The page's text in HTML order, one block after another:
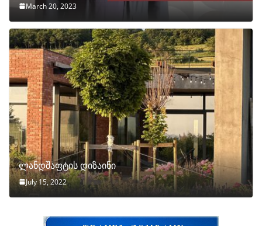
March 20, 2023
ლანდშაფტის დიზაინი
July 15, 2022